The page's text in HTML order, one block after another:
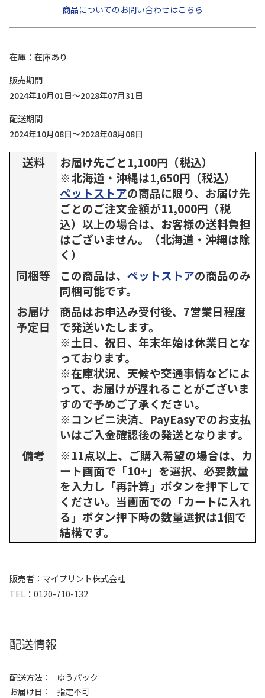
商品についてのお問い合わせはこちら
在庫
在庫あり
販売期間
2024年10月01日～2028年07月31日
配送期間
2024年10月08日～2028年08月08日
送料
お届け先ごと1,100円（税込）
※北海道・沖縄は1,650円（税込）
ペットストアの商品に限り、お届け先
ごとのご注文金額が11,000円（税
込）以上の場合は、お客様の送料負担
はございません。（北海道・沖縄は除
く）
同梱等
この商品は、 ペットストアの商品のみ
同梱可能です。
お届け
予定日
商品はお申込み受付後、7営業日程度
で発送いたします。
※土日、祝日、年末年始は休業日とな
っております。
※在庫状況、天候や交通事情などによ
って、お届けが遅れることがございま
すので予めご了承ください。
※コンビニ決済、PayEasyでのお支払
いはご入金確認後の発送となります。
備考
※11点以上、ご購入希望の場合は、カ
ート画面で「10+」を選択、必要数量
を入力し「再計算」ボタンを押下して
ください。当画面での「カートに入れ
る」ボタン押下時の数量選択は1個で
結構です。
販売者
マイプリント株式会社
TEL
0120-710-132
配送情報
配送方法
ゆうパック
お届け日
指定不可